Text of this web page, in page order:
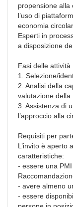
propensione alla
l’uso di
economia
Esperti in
a disposizione
Fasi delle attività
1. Selezione/
2. Analisi della
valutazione della
3. Assistenza di
l’approccio alla
Requisiti per
L’invito è aperto
caratteristiche:
- essere una
- avere almeno
- essere